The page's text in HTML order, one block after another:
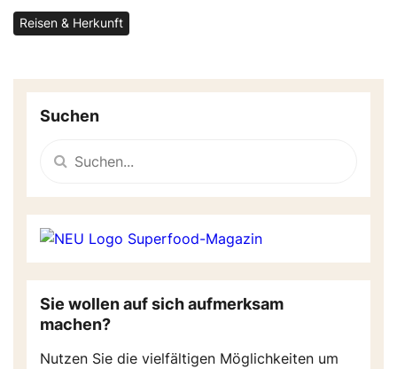
Reisen & Herkunft
Suchen
Sie wollen auf sich aufmerksam
machen?
Nutzen Sie die vielfältigen Möglichkeiten um